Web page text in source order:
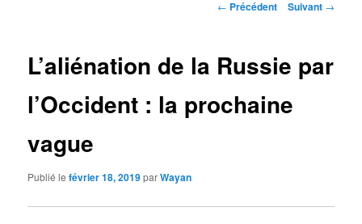
Navigation
← Précédent Suivant →
L’aliénation de la Russie par
l’Occident : la prochaine
vague
Publié lefévrier 18, 2019parWayan